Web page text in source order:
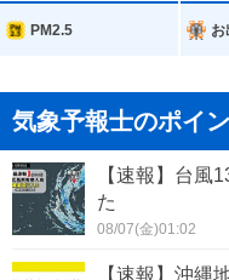
PM2.5 お
気象予報士のポイ
【速報】台
た
08/07(金)01:02
【速報】沖